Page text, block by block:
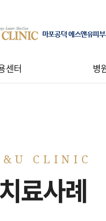
마포공덕 에스앤유피
센터 병
치료사례